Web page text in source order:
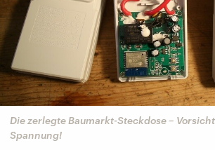
Die zerlegte Baumarkt-Steckdose – Vorsicht
Spannung!